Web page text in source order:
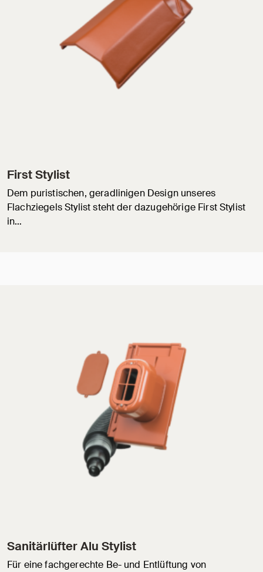
First Stylist
Dem puristischen, geradlinigen Design unseres
Flachziegels Stylist steht der dazugehörige First Stylist
in…
Sanitärlüfter Alu Stylist
Für eine fachgerechte Be- und Entlüftung von